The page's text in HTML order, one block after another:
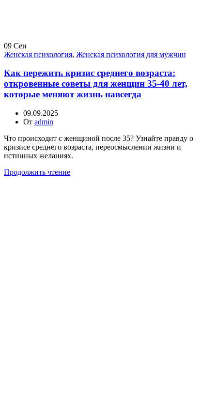
09 Сен
Женская психология, Женская психология для мужчин
Как пережить кризис среднего возраста:
откровенные советы для женщин 35-40 лет,
которые меняют жизнь навсегда
09.09.2025
От admin
Что происходит с женщиной после 35? Узнайте правду о
кризисе среднего возраста, переосмыслении жизни и
истинных желаниях.
Продолжить чтение